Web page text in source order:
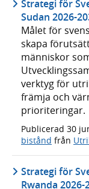
Strategi för
Sudan 2026-
Målet för
skapa
människor
verktyg för
främja och
prioriteringar.
Publicerad 30
bistånd från
Strategi för
Rwanda 2026-